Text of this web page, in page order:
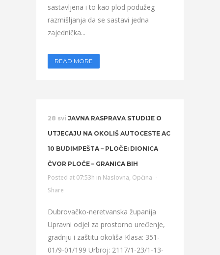
sastavljena i to kao plod podužeg
razmišljanja da se sastavi jedna
zajednička...
READ MORE
28 svi JAVNA RASPRAVA STUDIJE O
UTJECAJU NA OKOLIŠ AUTOCESTE AC
10 BUDIMPEŠTA – PLOČE: DIONICA
ČVOR PLOČE – GRANICA BIH
Posted at 07:53h in Naslovna, Općina
Share
Dubrovačko-neretvanska županija
Upravni odjel za prostorno uređenje,
gradnju i zaštitu okoliša Klasa: 351-
01/9-01/199 Urbroj: 2117/1-23/1-13-